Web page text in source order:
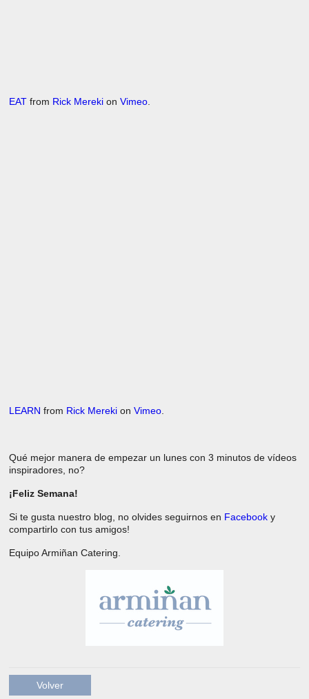
EAT from Rick Mereki on Vimeo
LEARN from Rick Mereki on Vimeo
Qué mejor manera de empezar un lunes con 3 minutos de vídeos
inspiradores, no?
¡Feliz Semana!
Si te gusta nuestro blog, no olvides seguirnos en Facebook y
compartirlo con tus amigos!
Equipo Armiñan Catering.
Volver